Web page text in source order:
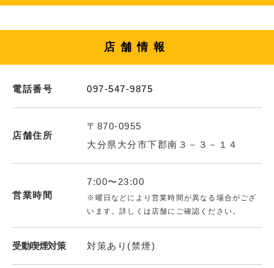
店舗情報
電話番号 097-547-9875
店舗住所
〒870-0955
大分県大分市下郡南３－３－１４
営業時間
7:00〜23:00
※曜日などにより営業時間が異なる場合がござ
います。詳しくは店舗にご確認ください。
受動喫煙対策 対策あり(禁煙)